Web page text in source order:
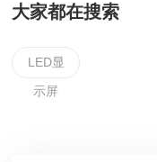
大家都在搜索
LED显
示屏